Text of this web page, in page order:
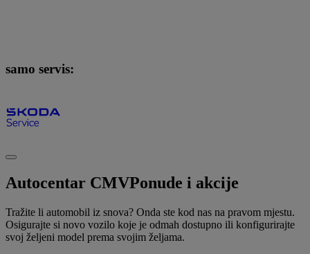
samo servis:
Autocentar CMVPonude i akcije
Tražite li automobil iz snova? Onda ste kod nas na pravom mjestu.
Osigurajte si novo vozilo koje je odmah dostupno ili konfigurirajte
svoj željeni model prema svojim željama.